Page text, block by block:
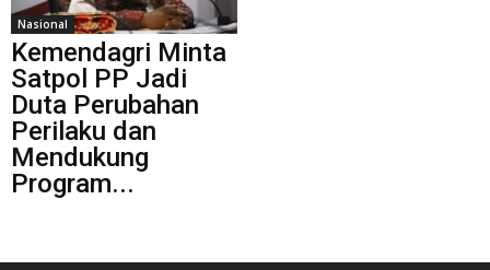
Nasional
Kemendagri Minta
Satpol PP Jadi
Duta Perubahan
Perilaku dan
Mendukung
Program...